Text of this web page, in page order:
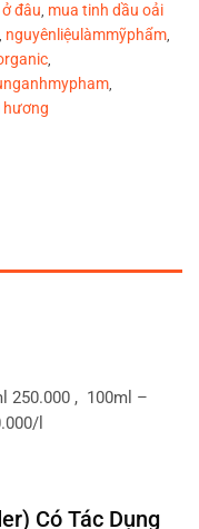
đâu, mua tinh dầu oải
, nguyênliệulàmmỹphẩm,
,
,
hương
250.000 , 100ml –
l
Có Tác Dụng